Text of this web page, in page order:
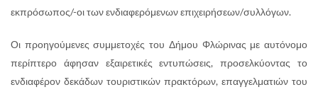
εκπρόσωπος/-οι των ενδιαφερόμενων επιχειρήσεων/συλλόγων.
Οι προηγούμενες συμμετοχές του Δήμου Φλώρινας με αυτόνομο
περίπτερο άφησαν εξαιρετικές εντυπώσεις, προσελκύοντας το
ενδιαφέρον δεκάδων τουριστικών πρακτόρων, επαγγελματιών του